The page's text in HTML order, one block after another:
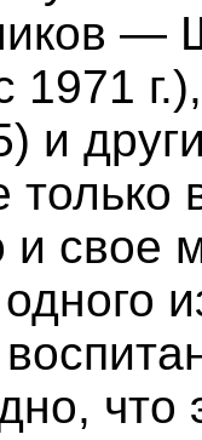
—
1971
и
и свое
что